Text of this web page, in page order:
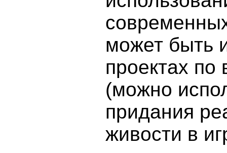
может быть
проектах по
(можно
придания
живости в